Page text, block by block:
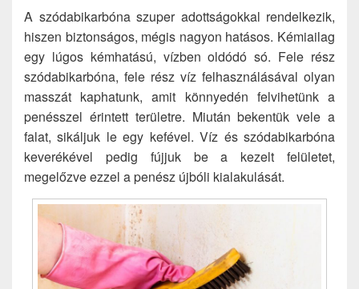
A szódabikarbóna szuper adottságokkal rendelkezik,
hiszen biztonságos, mégis nagyon hatásos. Kémiailag
egy lúgos kémhatású, vízben oldódó só. Fele rész
szódabikarbóna, fele rész víz felhasználásával olyan
masszát kaphatunk, amit könnyedén felvihetünk a
penésszel érintett területre. Miután bekentük vele a
falat, sikáljuk le egy kefével. Víz és szódabikarbóna
keverékével pedig fújjuk be a kezelt felületet,
megelőzve ezzel a penész újbóli kialakulását.